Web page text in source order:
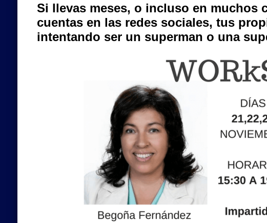
el
Si llevas meses, o incluso en muchos
cuentas en las redes sociales, tus
intentando ser un superman o una